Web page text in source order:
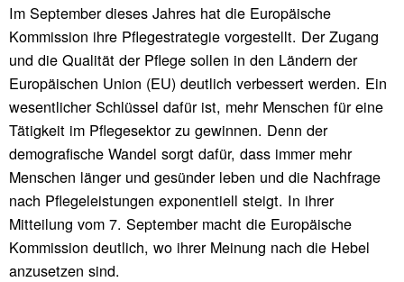
Im September dieses Jahres hat die Europäische
Kommission ihre Pflegestrategie vorgestellt. Der Zugang
und die Qualität der Pflege sollen in den Ländern der
Europäischen Union (EU) deutlich verbessert werden. Ein
wesentlicher Schlüssel dafür ist, mehr Menschen für eine
Tätigkeit im Pflegesektor zu gewinnen. Denn der
demografische Wandel sorgt dafür, dass immer mehr
Menschen länger und gesünder leben und die Nachfrage
nach Pflegeleistungen exponentiell steigt. In ihrer
Mitteilung vom 7. September macht die Europäische
Kommission deutlich, wo ihrer Meinung nach die Hebel
anzusetzen sind.